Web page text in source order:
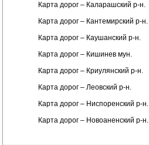
Карта дорог – Каларашский р-н.
Карта дорог – Кантемирский р-н.
Карта дорог – Каушанский р-н.
Карта дорог – Кишинев мун.
Карта дорог – Криулянский р-н.
Карта дорог – Леовский р-н.
Карта дорог – Ниспоренский р-н.
Карта дорог – Новоаненский р-н.